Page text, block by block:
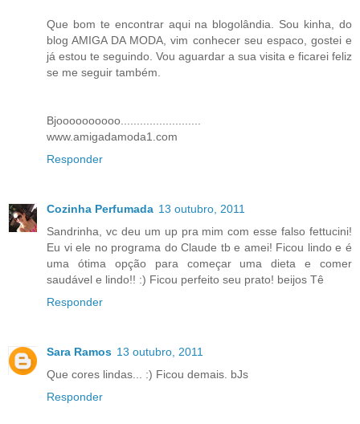
Que bom te encontrar aqui na blogolândia. Sou kinha, do
blog AMIGA DA MODA, vim conhecer seu espaco, gostei e
já estou te seguindo. Vou aguardar a sua visita e ficarei feliz
se me seguir também.
Bjoooooooooo.........................
www.amigadamoda1.com
Responder
Cozinha Perfumada 13 outubro, 2011
Sandrinha, vc deu um up pra mim com esse falso fettucini!
Eu vi ele no programa do Claude tb e amei! Ficou lindo e é
uma ótima opção para começar uma dieta e comer
saudável e lindo!! :) Ficou perfeito seu prato! beijos Tê
Responder
Sara Ramos 13 outubro, 2011
Que cores lindas... :) Ficou demais. bJs
Responder